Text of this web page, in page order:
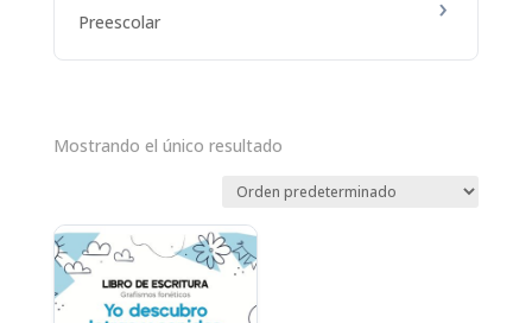
Preescolar
Mostrando el único resultado